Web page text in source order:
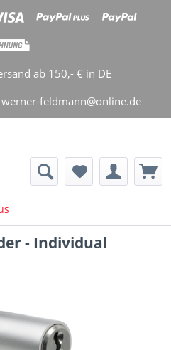
ab 150,- € in DE
werner-feldmann@online.de
- Individual